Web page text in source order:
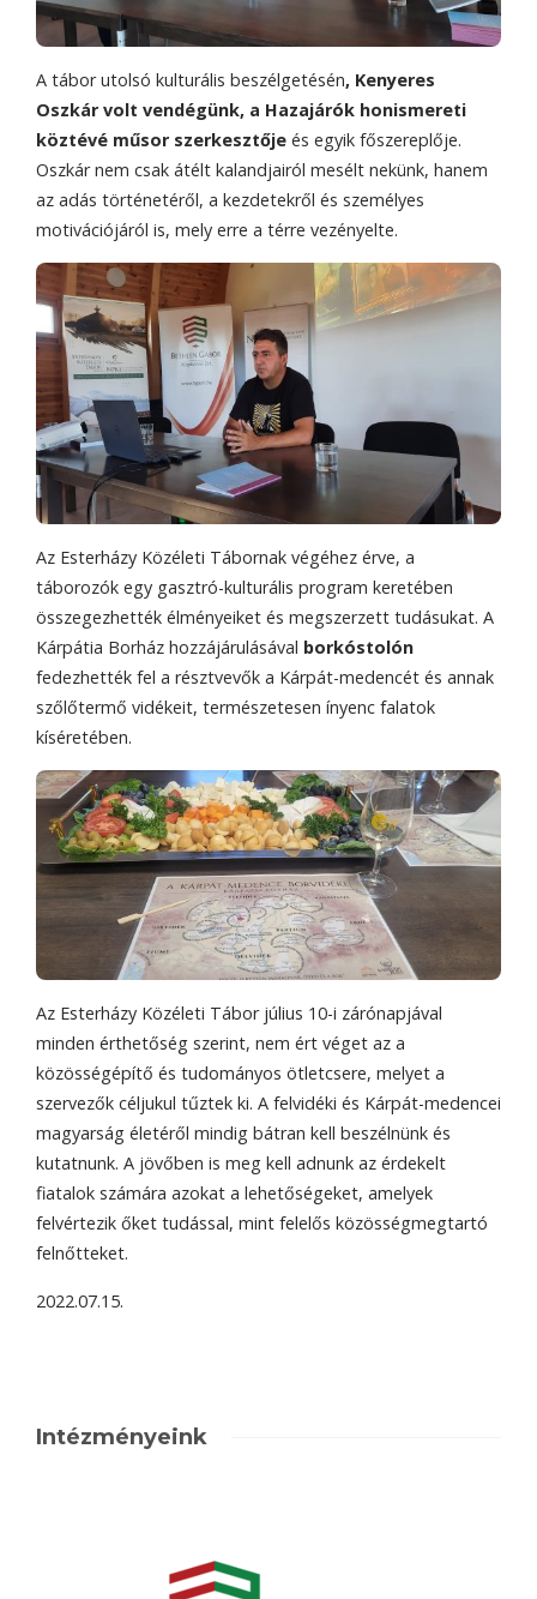
A tábor utolsó kulturális beszélgetésén, Kenyeres
Oszkár volt vendégünk, a Hazajárók honismereti
köztévé műsor szerkesztője és egyik főszereplője.
Oszkár nem csak átélt kalandjairól mesélt nekünk, hanem
az adás történetéről, a kezdetekről és személyes
motivációjáról is, mely erre a térre vezényelte.
Az Esterházy Közéleti Tábornak végéhez érve, a
táborozók egy gasztró-kulturális program keretében
összegezhették élményeiket és megszerzett tudásukat. A
Kárpátia Borház hozzájárulásával borkóstolón
fedezhették fel a résztvevők a Kárpát-medencét és annak
szőlőtermő vidékeit, természetesen ínyenc falatok
kíséretében.
Az Esterházy Közéleti Tábor július 10-i zárónapjával
minden érthetőség szerint, nem ért véget az a
közösségépítő és tudományos ötletcsere, melyet a
szervezők céljukul tűztek ki. A felvidéki és Kárpát-medencei
magyarság életéről mindig bátran kell beszélnünk és
kutatnunk. A jövőben is meg kell adnunk az érdekelt
fiatalok számára azokat a lehetőségeket, amelyek
felvértezik őket tudással, mint felelős közösségmegtartó
felnőtteket.
2022.07.15.
Intézményeink